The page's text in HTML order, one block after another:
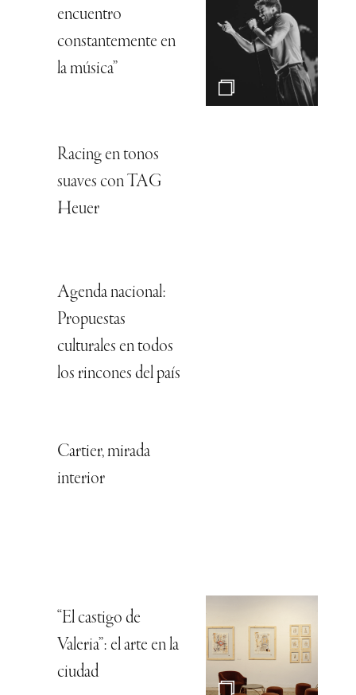
encuentro
constantemente en
la música”
Racing en tonos
suaves con TAG
Heuer
Agenda nacional:
Propuestas
culturales en todos
los rincones del país
Cartier, mirada
interior
“El castigo de
Valeria”: el arte en la
ciudad